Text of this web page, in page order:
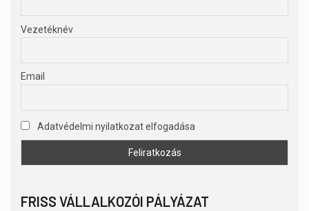
Vezetéknév
Email
Adatvédelmi nyilatkozat elfogadása
FRISS VÁLLALKOZÓI PÁLYÁZAT